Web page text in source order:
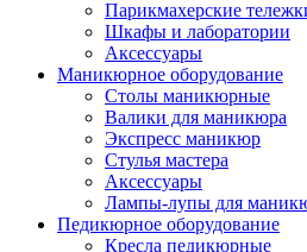
Парикмахерские
Шкафы и лаборатории
Аксессуары
Маникюрное оборудование
Столы маникюрные
Валики для маникюра
Экспресс маникюр
Стулья мастера
Аксессуары
Лампы-лупы для
Педикюрное оборудование
Кресла педикюрные